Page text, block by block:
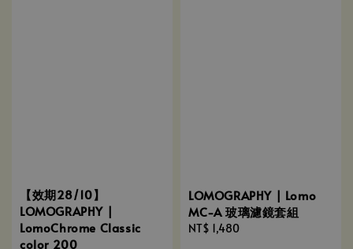
【效期28/10】
LOMOGRAPHY |
LomoChrome Classic
color 200
LOMOGRAPHY | Lomo
MC-A 玻璃濾鏡套組
Regular
NT$ 1,480